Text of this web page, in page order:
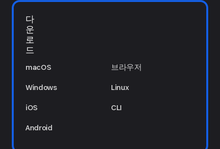
다
운
로
드
macOS
Windows
iOS
Android
브라우저
Linux
CLI